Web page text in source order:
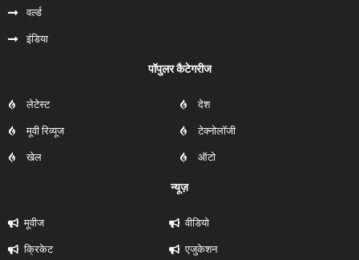
वर्ल्ड
इंडिया
पॉपुलर कैटेगरीज
लेटेस्ट
मूवी रिव्यूज
खेल
देश
टेक्नोलॉजी
ऑटो
न्यूज़
मूवीज
क्रिकेट
वीडियो
एजुकेशन